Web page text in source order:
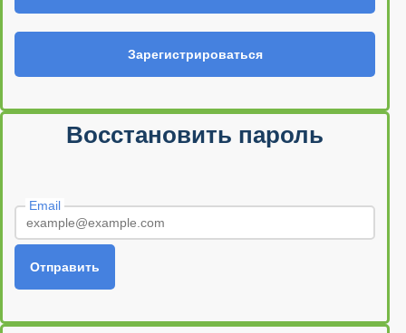
Зарегистрироваться
Восстановить пароль
Email
Отправить